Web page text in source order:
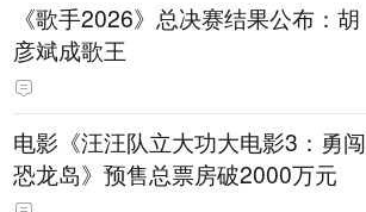
《歌手2026》总决赛结果公布：胡
彦斌成歌王
电影《汪汪队立大功大电影3：勇闯
恐龙岛》预售总票房破2000万元